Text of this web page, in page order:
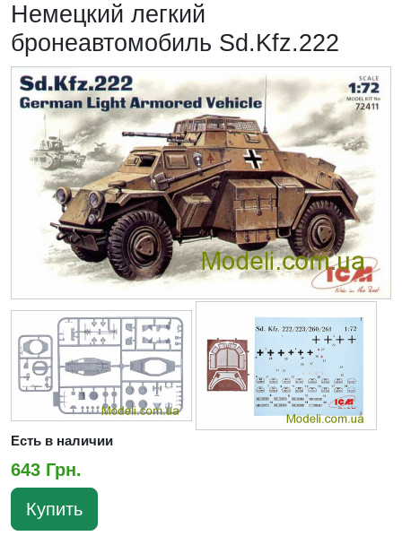
Немецкий легкий
бронеавтомобиль Sd.Kfz.222
Есть в наличии
643 Грн.
Купить